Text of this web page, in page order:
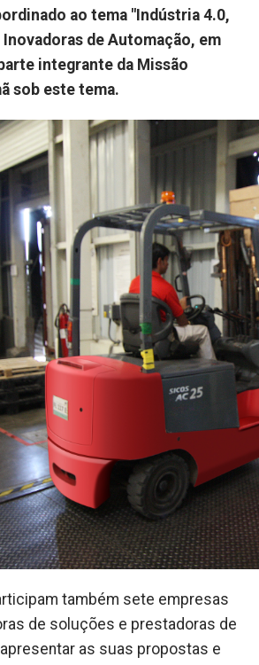
ao tema "Indústria 4.0,
de Automação, em
integrante da Missão
sob este tema.
também sete empresas
de soluções e prestadoras de
as suas propostas e